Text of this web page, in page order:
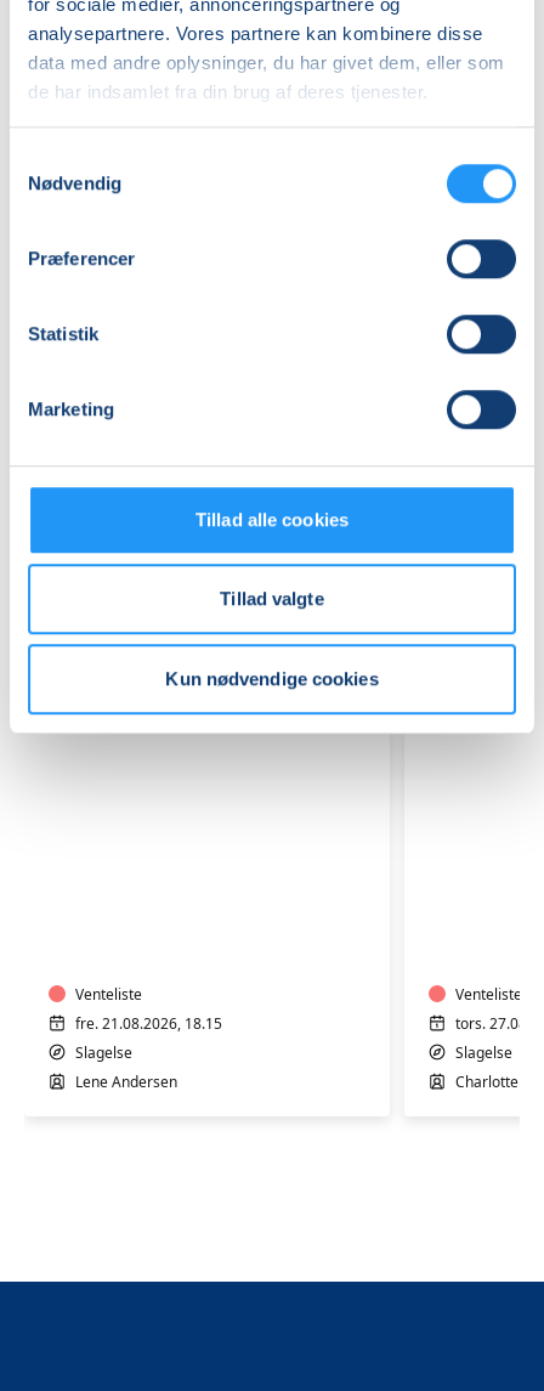
for sociale medier, annonceringspartnere og
analysepartnere. Vores partnere kan kombinere disse
data med andre oplysninger, du har givet dem, eller som
de har indsamlet fra din brug af deres tjenester.
Nødvendig
Præferencer
Statistik
Marketing
Tillad alle cookies
Tillad valgte
Kun nødvendige cookies
Antal mødegange
18mødegange
Adresse
Studio Ann, Stjernebakken 6, 4200, Slagelse
Se på kort
Praktiske oplysninger
Relaterede hold
Andersen
Venteliste
fre. 21.08.2026, 18.15
Slagelse
Lene Andersen
og
yoga
i
varmt
Venteliste
tors.
Slagelse
Charlotte